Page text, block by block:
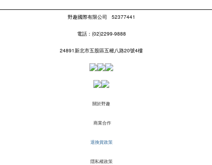
野趣國際有限公司 52377441
電話：(02)2299-9888
24891新北市五股區五權八路20號4樓
關於野趣
商業合作
退換貨政策
隱私權政策